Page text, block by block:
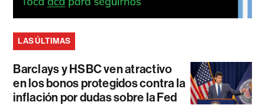
LAS ÚLTIMAS
Barclays y HSBC ven atractivo
en los bonos protegidos contra la
inflación por dudas sobre la Fed